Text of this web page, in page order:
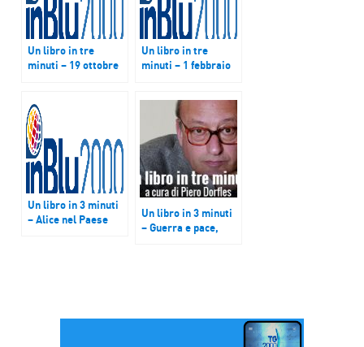
Un libro in tre
minuti – 19 ottobre
Un libro in tre
minuti – 1 febbraio
Un libro in 3 minuti
– Alice nel Paese
Un libro in 3 minuti
– Guerra e pace,